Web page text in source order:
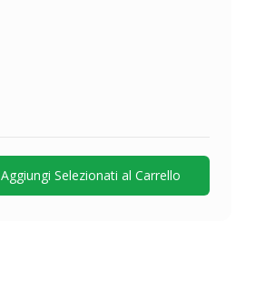
Aggiungi Selezionati al Carrello